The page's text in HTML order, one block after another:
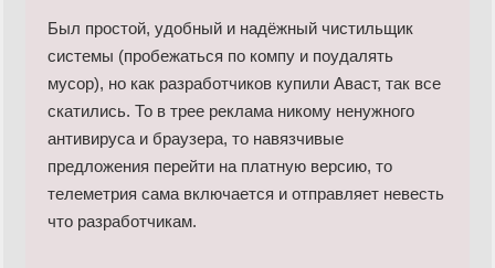
Был простой, удобный и надёжный чистильщик
системы (пробежаться по компу и поудалять
мусор), но как разработчиков купили Аваст, так все
скатились. То в трее реклама никому ненужного
антивируса и браузера, то навязчивые
предложения перейти на платную версию, то
телеметрия сама включается и отправляет невесть
что разработчикам.